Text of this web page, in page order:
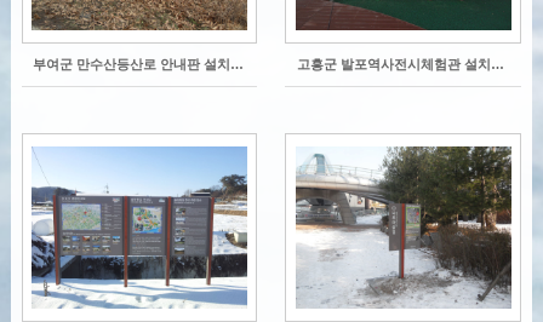
부여군 만수산등산로 안내판 설치사진 고흥군 발포역사전시체험관 설치사진